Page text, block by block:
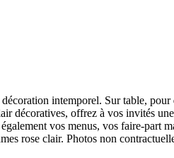
intemporel. Sur table,
décoratives, offrez à vos invités
vos menus, vos faire-part
rose clair. Photos non